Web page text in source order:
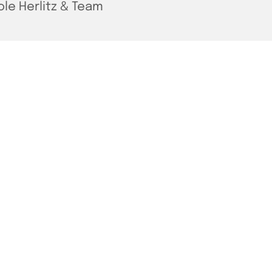
Herlitz & Team